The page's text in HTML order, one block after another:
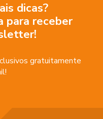
dicas?
para receber
gratuitamente